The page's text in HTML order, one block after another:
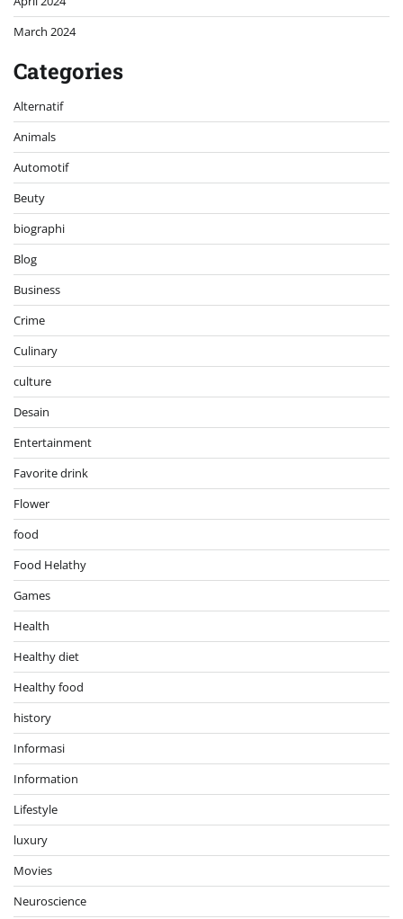
March 2024
Categories
Alternatif
Animals
Automotif
Beuty
biographi
Blog
Business
Crime
Culinary
culture
Desain
Entertainment
Favorite drink
Flower
food
Food Helathy
Games
Health
Healthy diet
Healthy food
history
Informasi
Information
Lifestyle
luxury
Movies
Neuroscience